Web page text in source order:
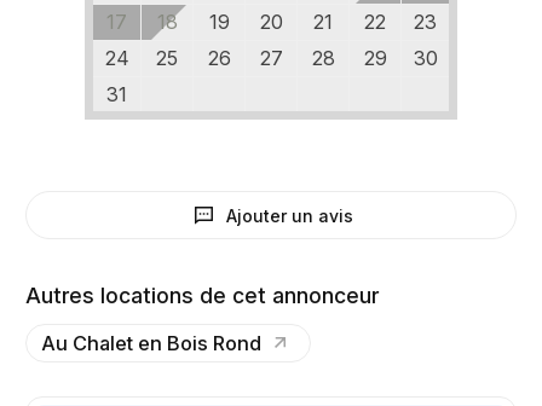
17
18 19 20 21 22
23
24
25 26 27 28 29
30
31
Ajouter un avis
Autres locations de cet annonceur
Au Chalet en Bois Rond